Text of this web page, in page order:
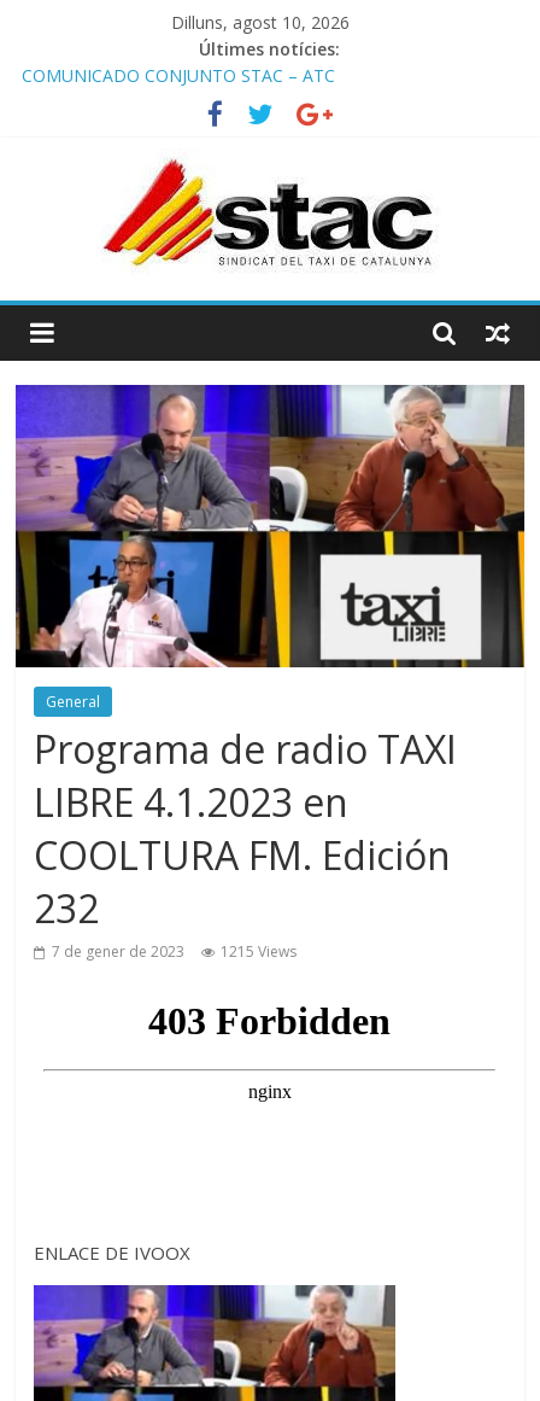
Dilluns, agost 10, 2026
Últimes notícies:
COMUNICADO CONJUNTO STAC – ATC
Comunicado STAC/ ATC de la reunión con los Mossos d
‘Esquadra del aeropuerto de Barcelona.
Programa de Radio TAXI LIBRE 29.07.2026 en COOLTURA FM.
STAC/ATC SOLICITAN TAULA TÈCNICA PARA MEJORAR LA
OPERATIVA DE ENTRADA EN EL PUERTO DE BARCELONA.
Programa de Radio TAXI LIBRE 22.07.2026 en COOLTURA FM.
General
Programa de radio TAXI
LIBRE 4.1.2023 en
COOLTURA FM. Edición
232
7 de gener de 2023 1215 Views
ENLACE DE IVOOX